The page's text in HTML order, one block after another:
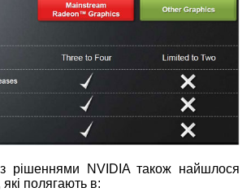
рішеннями NVIDIA також найшлося
які полягають в: